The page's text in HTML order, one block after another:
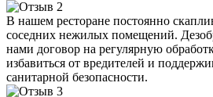
В нашем ресторане постоянно
соседних нежилых помещений.
нами договор на регулярную
избавиться от вредителей и
санитарной безопасности.